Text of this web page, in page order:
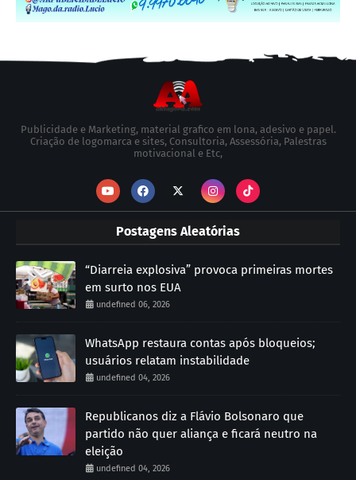
Publicidade e Marketing, material grafico em lona, adesivo e papel.
Criação de logomarca e sites, Consultoria, Assessória, Palestras
motivacional e Etc,
Postagens Aleatórias
“Diarreia explosiva” provoca primeiras mortes
em surto nos EUA
undefined 06, 2026
WhatsApp restaura contas após bloqueios;
usuários relatam instabilidade
undefined 04, 2026
Republicanos diz a Flávio Bolsonaro que
partido não quer aliança e ficará neutro na
eleição
undefined 04, 2026